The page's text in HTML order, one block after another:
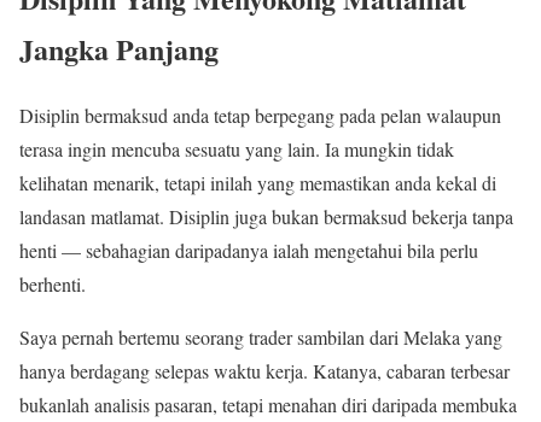
Jangka Panjang
Disiplin bermaksud anda tetap berpegang pada pelan walaupun
terasa ingin mencuba sesuatu yang lain. Ia mungkin tidak
kelihatan menarik, tetapi inilah yang memastikan anda kekal di
landasan matlamat. Disiplin juga bukan bermaksud bekerja tanpa
henti — sebahagian daripadanya ialah mengetahui bila perlu
berhenti.
Saya pernah bertemu seorang trader sambilan dari Melaka yang
hanya berdagang selepas waktu kerja. Katanya, cabaran terbesar
bukanlah analisis pasaran, tetapi menahan diri daripada membuka